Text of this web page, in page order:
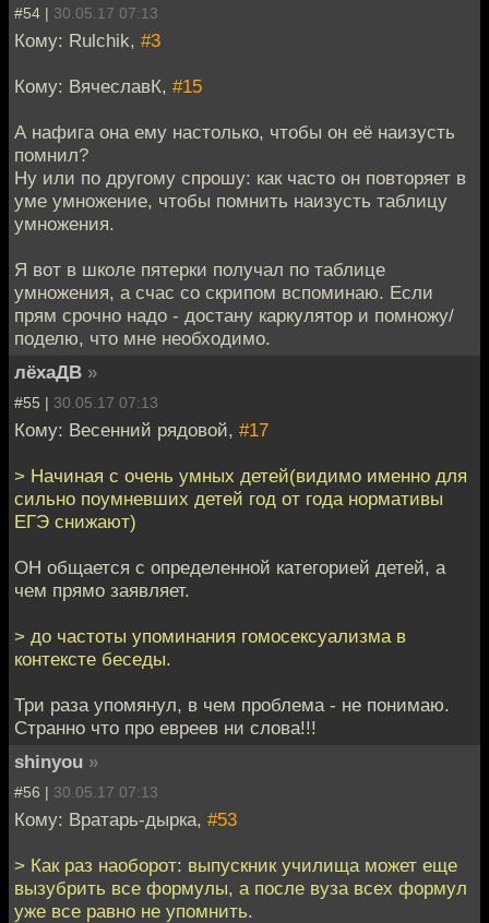
#54 | 30.05.17 07:13
Кому: Rulchik, #3
Кому: ВячеславК, #15
А нафига она ему настолько, чтобы он её наизусть
помнил?
Ну или по другому спрошу: как часто он повторяет в
уме умножение, чтобы помнить наизусть таблицу
умножения.
Я вот в школе пятерки получал по таблице
умножения, а счас со скрипом вспоминаю. Если
прям срочно надо - достану каркулятор и помножу/
поделю, что мне необходимо.
лёхаДВ »
#55 | 30.05.17 07:13
Кому: Весенний рядовой, #17
> Начиная с очень умных детей(видимо именно для
сильно поумневших детей год от года нормативы
ЕГЭ снижают)
ОН общается с определенной категорией детей, а
чем прямо заявляет.
> до частоты упоминания гомосексуализма в
контексте беседы.
Три раза упомянул, в чем проблема - не понимаю.
Странно что про евреев ни слова!!!
shinyou »
#56 | 30.05.17 07:13
Кому: Вратарь-дырка, #53
> Как раз наоборот: выпускник училища может еще
вызубрить все формулы, а после вуза всех формул
уже все равно не упомнить.